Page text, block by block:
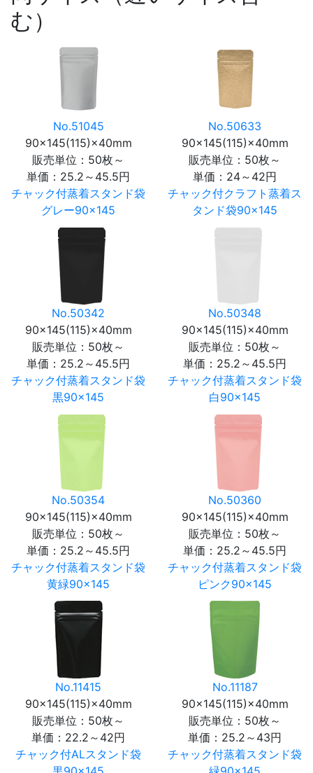
む）
No.51045
90×145(115)×40mm
販売単位：50枚～
単価： 25.2～45.5円
チャック付蒸着スタンド袋
グレー90×145
No.50633
90×145(115)×40mm
販売単位：50枚～
単価： 24～42円
チャック付クラフト蒸着ス
タンド袋90×145
No.50342
90×145(115)×40mm
販売単位：50枚～
単価： 25.2～45.5円
チャック付蒸着スタンド袋
黒90×145
No.50348
90×145(115)×40mm
販売単位：50枚～
単価： 25.2～45.5円
チャック付蒸着スタンド袋
白90×145
No.50354
90×145(115)×40mm
販売単位：50枚～
単価： 25.2～45.5円
チャック付蒸着スタンド袋
黄緑90×145
No.50360
90×145(115)×40mm
販売単位：50枚～
単価： 25.2～45.5円
チャック付蒸着スタンド袋
ピンク90×145
No.11415
90×145(115)×40mm
販売単位：50枚～
単価： 22.2～42円
チャック付ALスタンド袋
No.11187
90×145(115)×40mm
販売単位：50枚～
単価： 25.2～43円
チャック付蒸着スタンド袋